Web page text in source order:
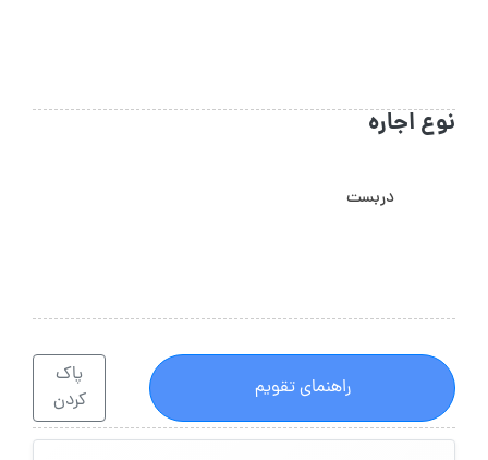
نوع اجاره
دربست
راهنمای تقویم
پاک
کردن